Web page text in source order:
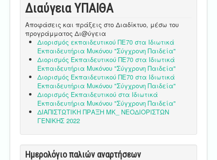
Διαύγεια ΥΠΑΙΘA
Αποφάσεις και πράξεις στο Διαδίκτυο, μέσω του
προγράμματος Δι@ύγεια
Διορισμός εκπαιδευτικού ΠΕ70 στα Ιδιωτικά
Εκπαιδευτήρια Μυκόνου "Σύγχρονη Παιδεία"
Διορισμός Εκπαιδευτικού ΠΕ70 στα Ιδιωτικά
Εκπαιδευτήρια Μυκόνου "Σύγχρονη Παιδεία"
Διορισμός Εκπαιδευτικού ΠΕ70 στα Ιδιωτικά
Εκπαιδευτήρια Μυκόνου "Σύγχρονη Παιδεία"
Διορισμός Εκπαιδευτικού στα Ιδιωτικά
Εκπαιδευτήρια Μυκόνου "Σύγχρονη Παιδεία"
ΔΙΑΠΙΣΤΩΤΙΚΗ ΠΡΑΞΗ ΜΚ_ ΝΕΟΔΙΟΡΙΣΤΩΝ
ΓΕΝΙΚΗΣ 2022
Ημερολόγιο παλιών αναρτήσεων